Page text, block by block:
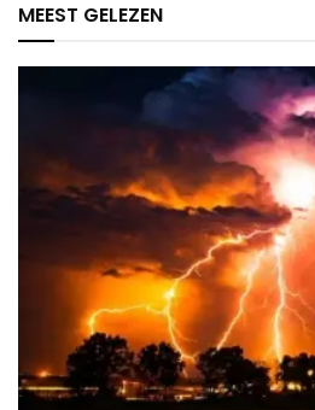
MEEST GELEZEN